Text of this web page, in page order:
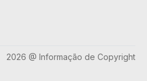
2026 @ Informação de Copyright